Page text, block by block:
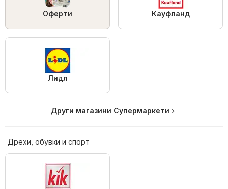
Оферти Кауфланд
Лидл
Други магазини Супермаркети
Дрехи, обувки и спорт